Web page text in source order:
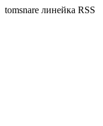
tomsnare линейка RSS